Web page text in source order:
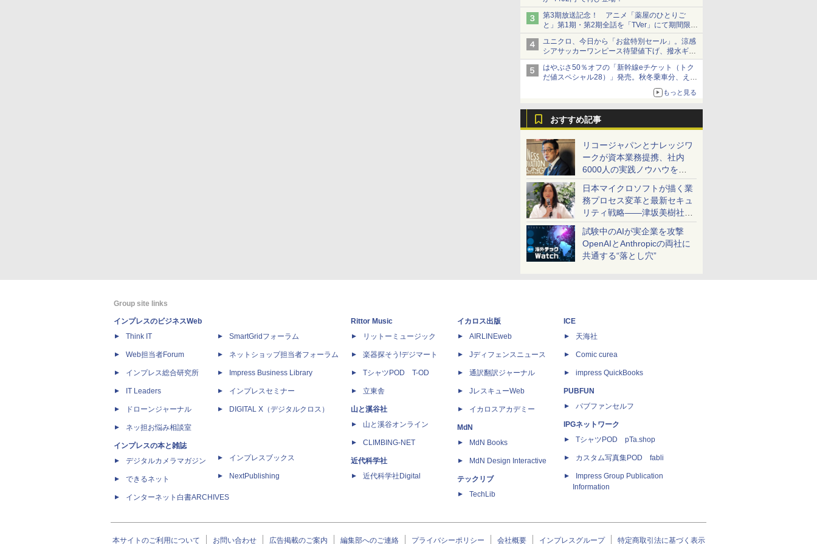
第3期放送記念！ アニメ「薬屋のひとりご
と」第1期・第2期全話を「TVer」にて期間限定
で順次無料配信開始
ユニクロ、今日から「お盆特別セール」。涼感
シアサッカーワンピース待望値下げ、撥水ギア
ショーツは1990円に
はやぶさ50％オフの「新幹線eチケット（トク
だ値スペシャル28）」発売。秋冬乗車分、えき
もっと見る
おすすめ記事
リコージャパンとナレッジワ
ークが資本業務提携、社内
6000人の実践ノウハウを生
かした「AI商談記録 for
RICOH」を展開へ
日本マイクロソフトが描く業
務プロセス変革と最新セキュ
リティ戦略――津坂美樹社長
が2027年度戦略を説明
試験中のAIが実企業を攻撃
OpenAIとAnthropicの両社に
共通する“落とし穴”
Group site links
インプレスのビジネスWeb
Think IT
Web担当者Forum
インプレス総合研究所
IT Leaders
ドローンジャーナル
ネッ担お悩み相談室
インプレスの本と雑誌
デジタルカメラマガジン
できるネット
インターネット白書ARCHIVES
SmartGridフォーラム
ネットショップ担当者フォーラム
Impress Business Library
インプレスセミナー
DIGITAL X（デジタルクロス）
インプレスブックス
NextPublishing
Rittor Music
リットーミュージック
楽器探そう!デジマート
TシャツPOD T-OD
立東舎
山と溪谷社
山と溪谷オンライン
CLIMBING-NET
近代科学社
近代科学社Digital
イカロス出版
AIRLINEweb
Jディフェンスニュース
通訳翻訳ジャーナル
JレスキューWeb
イカロスアカデミー
MdN
MdN Books
MdN Design Interactive
テックリブ
TechLib
ICE
天海社
Comic curea
impress QuickBooks
PUBFUN
パブファンセルフ
IPGネットワーク
TシャツPOD pTa.shop
カスタム写真集POD fabli
Impress Group Publication
Information
本サイトのご利用について お問い合わせ 広告掲載のご案内 編集部へのご連絡 プライバシーポリシー 会社概要 インプレスグループ 特定商取引法に基づく表示